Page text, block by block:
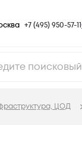
+7 (495) 950-57-11
ЦОД